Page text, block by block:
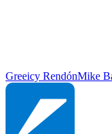
Greeicy RendónMike